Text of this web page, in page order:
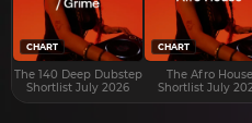
e
r
CHART
The 140 Deep Dubstep
Shortlist July 2026
CHART
The Afro House
Shortlist July